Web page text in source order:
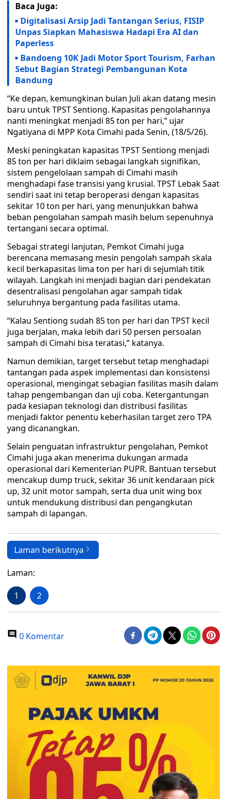
Baca Juga:
Digitalisasi Arsip Jadi Tantangan Serius, FISIP
Unpas Siapkan Mahasiswa Hadapi Era AI dan
Paperless
Bandoeng 10K Jadi Motor Sport Tourism, Farhan
Sebut Bagian Strategi Pembangunan Kota
Bandung
“Ke depan, kemungkinan bulan Juli akan datang mesin
baru untuk TPST Sentiong. Kapasitas pengolahannya
nanti meningkat menjadi 85 ton per hari,” ujar
Ngatiyana di MPP Kota Cimahi pada Senin, (18/5/26).
Meski peningkatan kapasitas TPST Sentiong menjadi
85 ton per hari diklaim sebagai langkah signifikan,
sistem pengelolaan sampah di Cimahi masih
menghadapi fase transisi yang krusial. TPST Lebak Saat
sendiri saat ini tetap beroperasi dengan kapasitas
sekitar 10 ton per hari, yang menunjukkan bahwa
beban pengolahan sampah masih belum sepenuhnya
tertangani secara optimal.
Sebagai strategi lanjutan, Pemkot Cimahi juga
berencana memasang mesin pengolah sampah skala
kecil berkapasitas lima ton per hari di sejumlah titik
wilayah. Langkah ini menjadi bagian dari pendekatan
desentralisasi pengolahan agar sampah tidak
seluruhnya bergantung pada fasilitas utama.
“Kalau Sentiong sudah 85 ton per hari dan TPST kecil
juga berjalan, maka lebih dari 50 persen persoalan
sampah di Cimahi bisa teratasi,” katanya.
Namun demikian, target tersebut tetap menghadapi
tantangan pada aspek implementasi dan konsistensi
operasional, mengingat sebagian fasilitas masih dalam
tahap pengembangan dan uji coba. Ketergantungan
pada kesiapan teknologi dan distribusi fasilitas
menjadi faktor penentu keberhasilan target zero TPA
yang dicanangkan.
Selain penguatan infrastruktur pengolahan, Pemkot
Cimahi juga akan menerima dukungan armada
operasional dari Kementerian PUPR. Bantuan tersebut
mencakup dump truck, sekitar 36 unit kendaraan pick
up, 32 unit motor sampah, serta dua unit wing box
untuk mendukung distribusi dan pengangkutan
sampah di lapangan.
Laman berikutnya
Laman:
1 2
0 Komentar